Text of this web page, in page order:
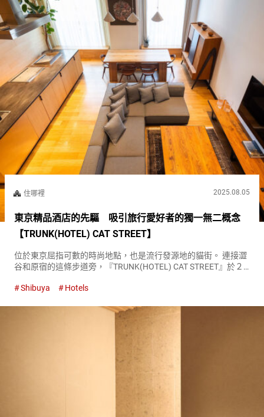
住哪裡 2025.08.05
東京精品酒店的先驅 吸引旅行愛好者的獨一無二概念
【TRUNK(HOTEL) CAT STREET】
位於東京屈指可數的時尚地點，也是流行發源地的貓街。 連接澀
谷和原宿的這條步道旁，『TRUNK(HOTEL) CAT STREET』於２
特點莫過於其概念『社交化（...
Shibuya Hotels